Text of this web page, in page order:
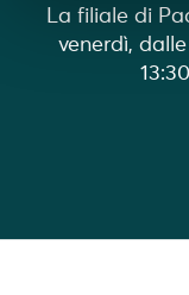
La filiale di
venerdì,